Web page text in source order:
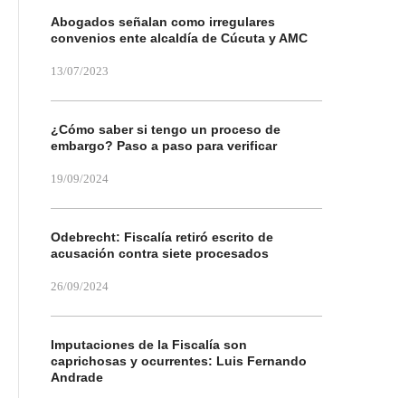
Abogados señalan como irregulares
convenios ente alcaldía de Cúcuta y AMC
13/07/2023
¿Cómo saber si tengo un proceso de
embargo? Paso a paso para verificar
19/09/2024
Odebrecht: Fiscalía retiró escrito de
acusación contra siete procesados
26/09/2024
Imputaciones de la Fiscalía son
caprichosas y ocurrentes: Luis Fernando
Andrade